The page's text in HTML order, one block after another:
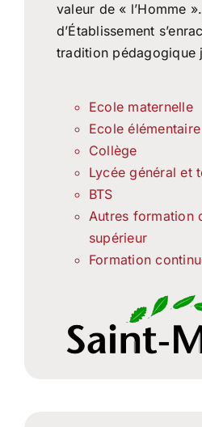
valeur de « l’Homme
d’Établissement
tradition pédagogique
Ecole maternelle
Ecole élémentaire
Collège
Lycée général et
BTS
Autres formation
supérieur
Formation